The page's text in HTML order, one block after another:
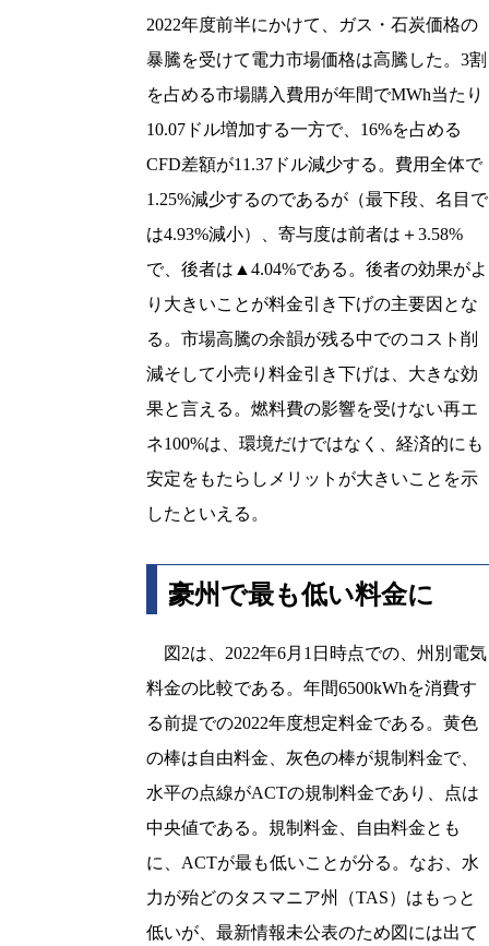
2022年度前半にかけて、ガス・石炭価格の
暴騰を受けて電力市場価格は高騰した。3割
を占める市場購入費用が年間でMWh当たり
10.07ドル増加する一方で、16%を占める
CFD差額が11.37ドル減少する。費用全体で
1.25%減少するのであるが（最下段、名目で
は4.93%減小）、寄与度は前者は＋3.58%
で、後者は▲4.04%である。後者の効果がよ
り大きいことが料金引き下げの主要因とな
る。市場高騰の余韻が残る中でのコスト削
減そして小売り料金引き下げは、大きな効
果と言える。燃料費の影響を受けない再エ
ネ100%は、環境だけではなく、経済的にも
安定をもたらしメリットが大きいことを示
したといえる。
豪州で最も低い料金に
図2は、2022年6月1日時点での、州別電気
料金の比較である。年間6500kWhを消費す
る前提での2022年度想定料金である。黄色
の棒は自由料金、灰色の棒が規制料金で、
水平の点線がACTの規制料金であり、点は
中央値である。規制料金、自由料金とも
に、ACTが最も低いことが分る。なお、水
力が殆どのタスマニア州（TAS）はもっと
低いが、最新情報未公表のため図には出て